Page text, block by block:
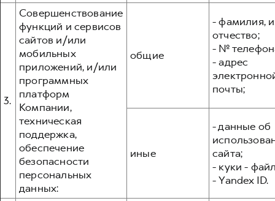
3.
Совершенствование
функций и сервисов
сайтов и/или
мобильных
приложений, и/или
программных
платформ
Компании,
техническая
поддержка,
обеспечение
безопасности
персональных
данных:
общие
- фамилия,
отчество;
- №
- адрес
почты;
иные
- данные об
сайта;
- куки -
- Yandex ID.